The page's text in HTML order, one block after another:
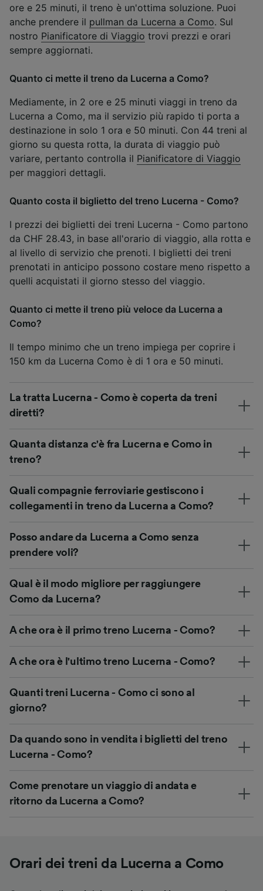
ore e 25 minuti, il treno è un'ottima soluzione. Puoi
anche prendere il pullman da Lucerna a Como. Sul
nostro Pianificatore di Viaggio trovi prezzi e orari
sempre aggiornati.
Quanto ci mette il treno da Lucerna a Como?
Mediamente, in 2 ore e 25 minuti viaggi in treno da
Lucerna a Como, ma il servizio più rapido ti porta a
destinazione in solo 1 ora e 50 minuti. Con 44 treni al
giorno su questa rotta, la durata di viaggio può
variare, pertanto controlla il Pianificatore di Viaggio
per maggiori dettagli.
Quanto costa il biglietto del treno Lucerna - Como?
I prezzi dei biglietti dei treni Lucerna - Como partono
da CHF 28.43, in base all'orario di viaggio, alla rotta e
al livello di servizio che prenoti. I biglietti dei treni
prenotati in anticipo possono costare meno rispetto a
quelli acquistati il giorno stesso del viaggio.
Quanto ci mette il treno più veloce da Lucerna a
Como?
Il tempo minimo che un treno impiega per coprire i
150 km da Lucerna Como è di 1 ora e 50 minuti.
La tratta Lucerna - Como è coperta da treni
diretti?
Quanta distanza c'è fra Lucerna e Como in
treno?
Quali compagnie ferroviarie gestiscono i
collegamenti in treno da Lucerna a Como?
Posso andare da Lucerna a Como senza
prendere voli?
Qual è il modo migliore per raggiungere
Como da Lucerna?
A che ora è il primo treno Lucerna - Como?
A che ora è l'ultimo treno Lucerna - Como?
Quanti treni Lucerna - Como ci sono al
giorno?
Da quando sono in vendita i biglietti del treno
Lucerna - Como?
Come prenotare un viaggio di andata e
ritorno da Lucerna a Como?
Orari dei treni da Lucerna a Como